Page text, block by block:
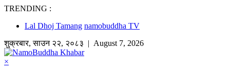
TRENDING :
Lal Dhoj Tamang namobuddha TV
शुक्रबार,साउन २२, २०८३ | August 7, 2026
×